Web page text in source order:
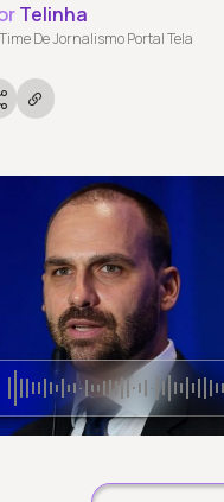
Telinha
De Jornalismo Portal Tela